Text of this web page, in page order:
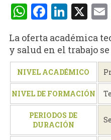
WhatsApp
X
La oferta académica
y salud en el trabajo
NIVEL ACADÉMICO
NIVEL DE FORMACIÓN
PERIODOS DE
DURACIÓN